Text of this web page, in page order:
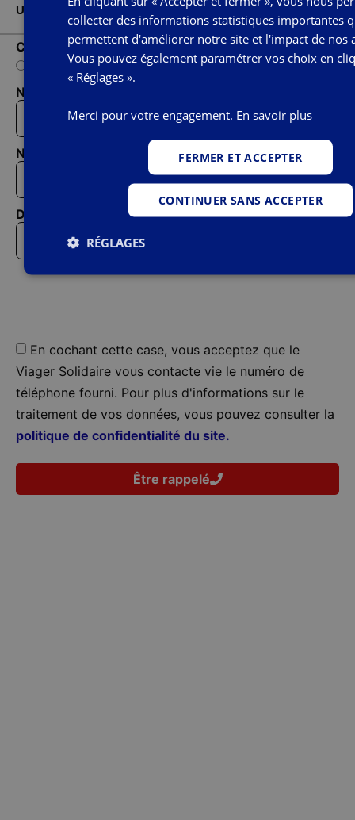
Un conseiller vous renseigne
Civilité
Madame
Monsieur
Nom
Numéro de téléphone
Date de naissance
En cochant cette case, vous acceptez que le
Viager Solidaire vous contacte vie le numéro de
téléphone fourni. Pour plus d'informations sur le
traitement de vos données, vous pouvez consulter la
politique de confidentialité du site.
Être rappelé
collecter des informations statistiques importantes
permettent d'améliorer notre site et l'impact de nos
Vous pouvez également paramétrer vos choix en
« Réglages ».
Merci pour votre engagement. En savoir plus
FERMER ET ACCEPTER
CONTINUER SANS ACCEPTER
RÉGLAGES